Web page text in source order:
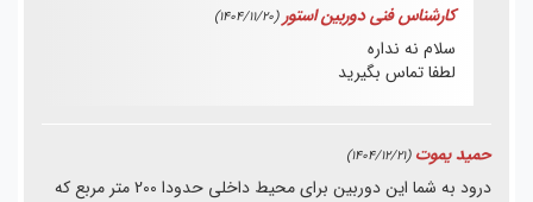
کارشناس فنی دوربین استور (1404/11/20)
سلام نه نداره
لطفا تماس بگیرید
حمید یموت (1404/12/21)
درود به شما این دوربین برای محیط داخلی حدودا 200 متر مربع که